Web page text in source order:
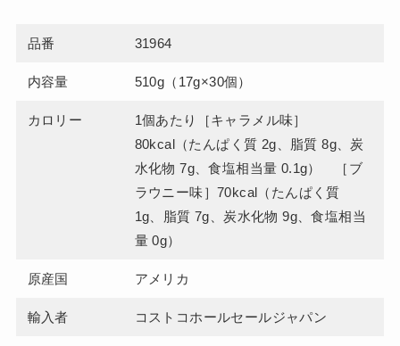
品番 31964
内容量 510g（17g×30個）
カロリー
1個あたり［キャラメル味］
80kcal（たんぱく質 2g、脂質 8g、炭
水化物 7g、食塩相当量 0.1g） ［ブ
ラウニー味］70kcal（たんぱく質
1g、脂質 7g、炭水化物 9g、食塩相当
量 0g）
原産国 アメリカ
輸入者 コストコホールセールジャパン